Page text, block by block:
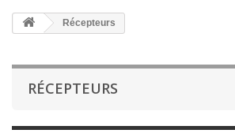
Récepteurs
RÉCEPTEURS